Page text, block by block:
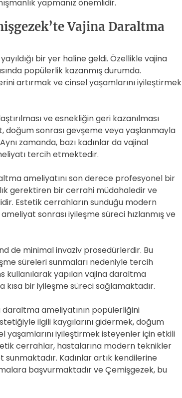
yapmanız önemlidir.
Vajina Daraltma
bir yer haline geldi. Özellikle vajina
popülerlik kazanmış durumda.
artırmak ve cinsel yaşamlarını iyileştirmek
ve esnekliğin geri kazanılması
doğum sonrası gevşeme veya yaşlanmayla
zamanda, bazı kadınlar da vajinal
tercih etmektedir.
ameliyatını son derece profesyonel bir
gerektiren bir cerrahi müdahaledir ve
Estetik cerrahların sunduğu modern
sonrası iyileşme süreci hızlanmış ve
de minimal invaziv prosedürlerdir. Bu
süreleri sunmaları nedeniyle tercih
yapılan vajina daraltma
kısa bir iyileşme süreci sağlamaktadır.
ameliyatının popülerliğini
ilgili kaygılarını gidermek, doğum
yaşamlarını iyileştirmek isteyenler için etkili
cerrahlar, hastalarına modern teknikler
Kadınlar artık kendilerine
başvurmaktadır ve Çemişgezek, bu